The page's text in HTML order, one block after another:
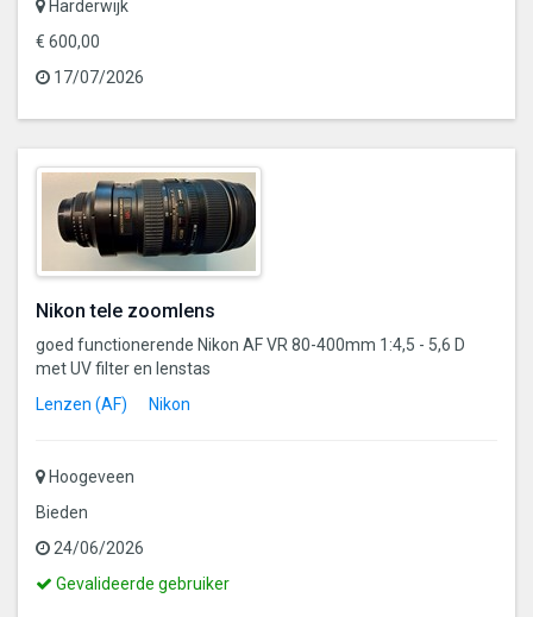
Harderwijk
€ 600,00
17/07/2026
Nikon tele zoomlens
goed functionerende Nikon AF VR 80-400mm 1:4,5 - 5,6 D
met UV filter en lenstas
Lenzen (AF)
Nikon
Hoogeveen
Bieden
24/06/2026
Dit
Gevalideerde gebruiker